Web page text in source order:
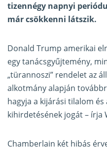
tizennégy napnyi
márcsökkenni látszik.
Donald Trump amerikai
egy tanácsgyűjtemény,
„türannoszi” rendelet az
alkotmány alapján
hagyja a kijárási tilalom és
kihirdetésének jogát – írja
Chamberlain két hibás